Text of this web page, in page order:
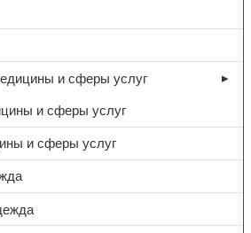
и сферы услуг
и сферы услуг
и сферы услуг